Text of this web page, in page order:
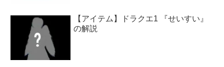
【アイテム】ドラクエ1 『せいすい』
の解説